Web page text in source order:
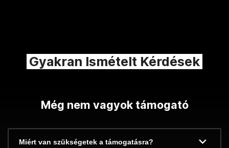
Gyakran Ismételt Kérdések
Még nem vagyok támogató
Miért van szükségetek a támogatásra?